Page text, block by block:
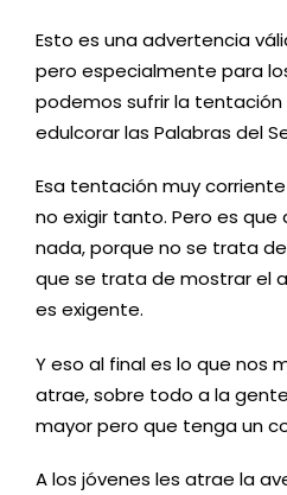
Esto es una advertencia
pero especialmente para
podemos sufrir la
edulcorar las Palabras del
Esa tentación muy
no exigir tanto. Pero es que
nada, porque no se trata
que se trata de mostrar el
es exigente.
Y eso al final es lo que nos
atrae, sobre todo a la
mayor pero que tenga un
A los jóvenes les atrae la